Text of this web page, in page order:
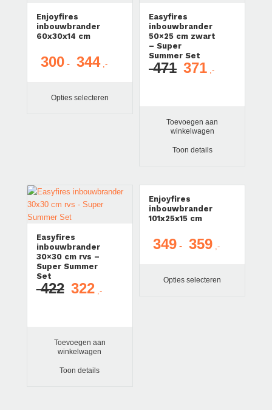
Enjoyfires
inbouwbrander
60x30x14 cm
300 - 344Prijsklasse:
Opties selecteren
Easyfires
inbouwbrander
50×25 cm zwart
– Super
Summer Set
471
Oorspronkelijke
371
Toevoegen aan
winkelwagen
Toon details
Easyfires
inbouwbrander
30×30 cm rvs –
Super Summer
Set
422
Oorspronkelijke
322Huidige
Toevoegen aan
winkelwagen
Toon details
Enjoyfires
inbouwbrander
101x25x15 cm
349 - 359Prijsklasse:
Opties selecteren